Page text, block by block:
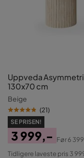
Uppveda
130x70 cm
Beige
(21)
SE PRISEN!
Pris
3 999,-
Original
Før6
Tidligere laveste pris 3